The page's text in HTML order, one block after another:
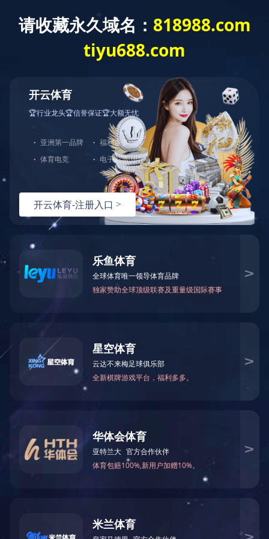
研发技术
办公室电话：0472-6962770 / 销售部电话：0472-6962329 / 传真
地址：内蒙古包头市稀土高新技术开发区校园路东39号
咨询热线
在线留言
返回顶部